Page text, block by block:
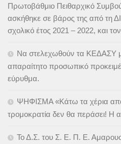
Πρωτοβάθμιο Πειθαρχικό
ασκήθηκε σε βάρος της από τη
σχολικό έτος 2021 – 2022, και
Να στελεχωθούν τα ΚΕΔΑΣΥ
απαραίτητο προσωπικό
εύρυθμα.
ΨΗΦΙΣΜΑ «Κάτω τα χέρια
τρομοκρατία δεν θα περάσει! Η
Το Δ.Σ. του Σ. Ε. Π. Ε.